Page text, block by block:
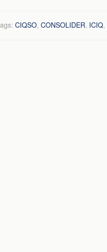
CIQSO, CONSOLIDER, ICIQ,